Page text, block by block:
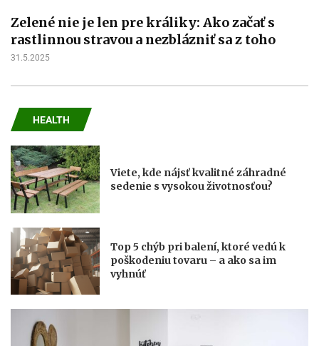
Zelené nie je len pre králiky: Ako začať s
rastlinnou stravou a nezblázniť sa z toho
31.5.2025
HEALTH
Viete, kde nájsť kvalitné záhradné
sedenie s vysokou životnosťou?
Top 5 chýb pri balení, ktoré vedú k
poškodeniu tovaru – a ako sa im
vyhnúť